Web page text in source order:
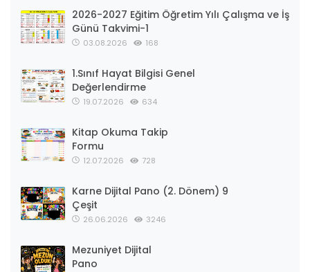
2026-2027 Eğitim Öğretim Yılı Çalışma ve İş
Günü Takvimi-1
03.08.2026 168
1.Sınıf Hayat Bilgisi Genel
Değerlendirme
19.07.2026 634
Kitap Okuma Takip
Formu
12.07.2026 728
Karne Dijital Pano (2. Dönem) 9
Çeşit
26.06.2026 3246
Mezuniyet Dijital
Pano